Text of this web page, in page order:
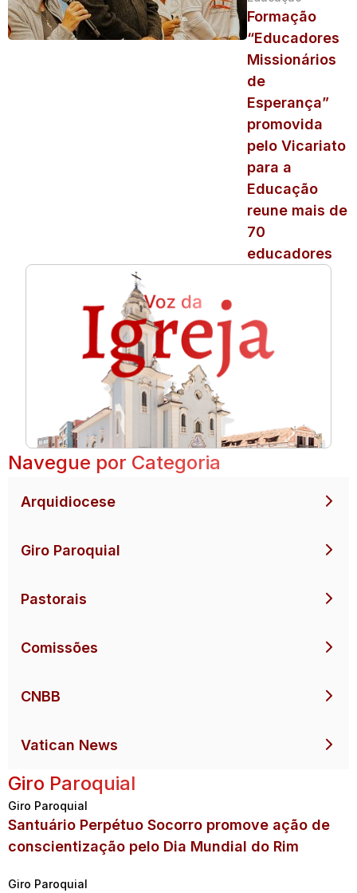
Formação
“Educadores
Missionários
de
Esperança”
promovida
pelo Vicariato
para a
Educação
reune mais de
70
educadores
Navegue por Categoria
Arquidiocese
Giro Paroquial
Pastorais
Comissões
CNBB
Vatican News
Giro Paroquial
Giro Paroquial
Santuário Perpétuo Socorro promove ação de
conscientização pelo Dia Mundial do Rim
Giro Paroquial